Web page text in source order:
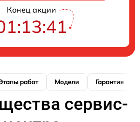
Конец акции
работ Модели Гарантия
сервис-